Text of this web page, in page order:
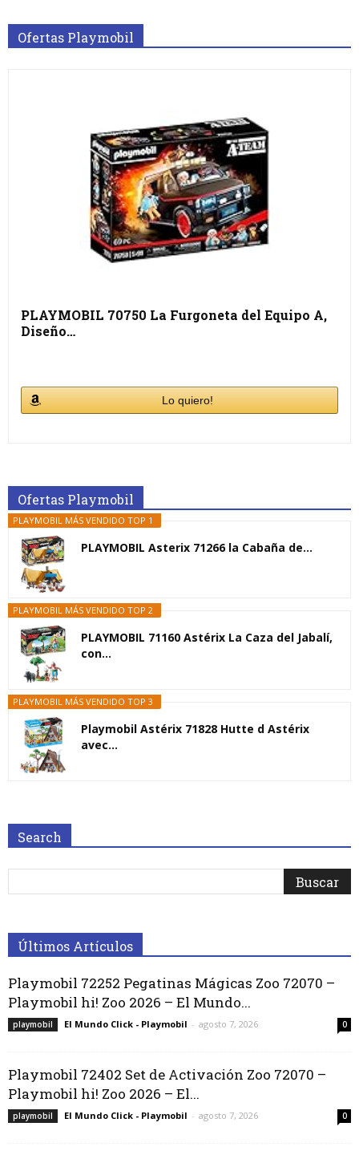
Ofertas Playmobil
PLAYMOBIL 70750 La Furgoneta del Equipo A,
Diseño…
Lo quiero!
Ofertas Playmobil
PLAYMOBIL MÁS VENDIDO TOP 1
PLAYMOBIL Asterix 71266 la Cabaña de...
PLAYMOBIL MÁS VENDIDO TOP 2
PLAYMOBIL 71160 Astérix La Caza del Jabalí,
con...
PLAYMOBIL MÁS VENDIDO TOP 3
Playmobil Astérix 71828 Hutte d Astérix
avec...
Search
Últimos Artículos
Playmobil 72252 Pegatinas Mágicas Zoo 72070 –
Playmobil hi! Zoo 2026 – El Mundo...
playmobil El Mundo Click - Playmobil - agosto 7, 2026 0
Playmobil 72402 Set de Activación Zoo 72070 –
Playmobil hi! Zoo 2026 – El...
playmobil El Mundo Click - Playmobil - agosto 7, 2026 0